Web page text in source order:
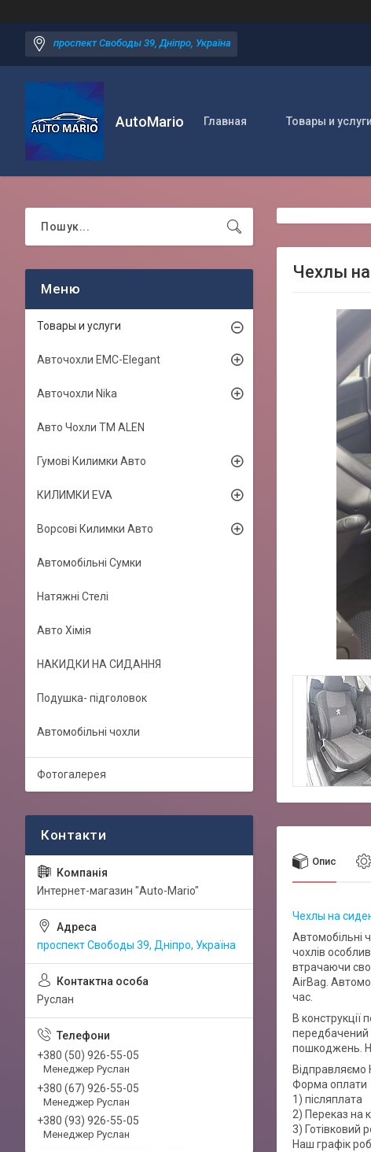
проспект Свободы 39, Дніпро, Україна
AutoMario Главная Товары и услуги
Чехлы
Опис
Чехлы на
Автомобільні
чохлів
втрачаючи
AirBag.
час.
В конструкції
передбачений
пошкоджень.
Відправляємо
Форма оплати
1) післяплата
2) Переказ на
3) Готівковий
Наш графік
Товары и услуги
Авточохли EMC-Elegant
Авточохли Nika
Авто Чохли TM ALEN
Гумові Килимки Авто
КИЛИМКИ EVA
Ворсові Килимки Авто
Автомобільні Сумки
Натяжні Стелі
Авто Хімія
НАКИДКИ НА СИДАННЯ
Подушка- підголовок
Автомобільні чохли
Фотогалерея
Интернет-магазин "Auto-Mario"
проспект Свободы 39, Дніпро, Україна
Руслан
+380 (50) 926-55-05
Менеджер Руслан
+380 (67) 926-55-05
Менеджер Руслан
+380 (93) 926-55-05
Менеджер Руслан